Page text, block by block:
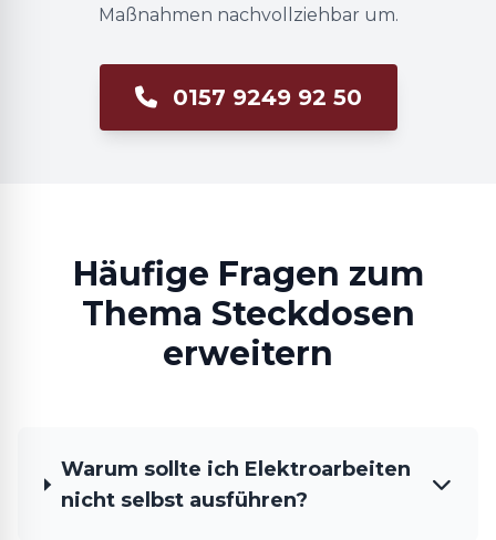
Maßnahmen nachvollziehbar um.
0157 9249 92 50
Häufige Fragen zum
Thema Steckdosen
erweitern
Warum sollte ich Elektroarbeiten
nicht selbst ausführen?